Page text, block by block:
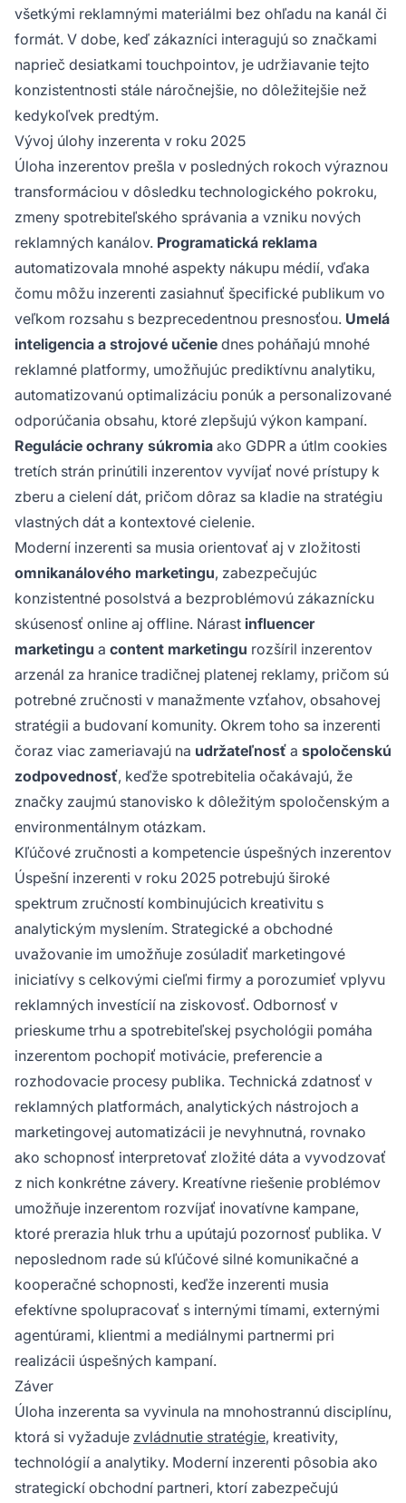
všetkými reklamnými materiálmi bez ohľadu na kanál či
formát. V dobe, keď zákazníci interagujú so značkami
naprieč desiatkami touchpointov, je udržiavanie tejto
konzistentnosti stále náročnejšie, no dôležitejšie než
kedykoľvek predtým.
Vývoj úlohy inzerenta v roku 2025
Úloha inzerentov prešla v posledných rokoch výraznou
transformáciou v dôsledku technologického pokroku,
zmeny spotrebiteľského správania a vzniku nových
reklamných kanálov. Programatická reklama
automatizovala mnohé aspekty nákupu médií, vďaka
čomu môžu inzerenti zasiahnuť špecifické publikum vo
veľkom rozsahu s bezprecedentnou presnosťou. Umelá
inteligencia a strojové učenie dnes poháňajú mnohé
reklamné platformy, umožňujúc prediktívnu analytiku,
automatizovanú optimalizáciu ponúk a personalizované
odporúčania obsahu, ktoré zlepšujú výkon kampaní.
Regulácie ochrany súkromia ako GDPR a útlm cookies
tretích strán prinútili inzerentov vyvíjať nové prístupy k
zberu a cielení dát, pričom dôraz sa kladie na stratégiu
vlastných dát a kontextové cielenie.
Moderní inzerenti sa musia orientovať aj v zložitosti
omnikanálového marketingu, zabezpečujúc
konzistentné posolstvá a bezproblémovú zákaznícku
skúsenosť online aj offline. Nárast influencer
marketingu a content marketingu rozšíril inzerentov
arzenál za hranice tradičnej platenej reklamy, pričom sú
potrebné zručnosti v manažmente vzťahov, obsahovej
stratégii a budovaní komunity. Okrem toho sa inzerenti
čoraz viac zameriavajú na udržateľnosť a spoločenskú
zodpovednosť, keďže spotrebitelia očakávajú, že
značky zaujmú stanovisko k dôležitým spoločenským a
environmentálnym otázkam.
Kľúčové zručnosti a kompetencie úspešných inzerentov
Úspešní inzerenti v roku 2025 potrebujú široké
spektrum zručností kombinujúcich kreativitu s
analytickým myslením. Strategické a obchodné
uvažovanie im umožňuje zosúladiť marketingové
iniciatívy s celkovými cieľmi firmy a porozumieť vplyvu
reklamných investícií na ziskovosť. Odbornosť v
prieskume trhu a spotrebiteľskej psychológii pomáha
inzerentom pochopiť motivácie, preferencie a
rozhodovacie procesy publika. Technická zdatnosť v
reklamných platformách, analytických nástrojoch a
marketingovej automatizácii je nevyhnutná, rovnako
ako schopnosť interpretovať zložité dáta a vyvodzovať
z nich konkrétne závery. Kreatívne riešenie problémov
umožňuje inzerentom rozvíjať inovatívne kampane,
ktoré prerazia hluk trhu a upútajú pozornosť publika. V
neposlednom rade sú kľúčové silné komunikačné a
kooperačné schopnosti, keďže inzerenti musia
efektívne spolupracovať s internými tímami, externými
agentúrami, klientmi a mediálnymi partnermi pri
realizácii úspešných kampaní.
Záver
Úloha inzerenta sa vyvinula na mnohostrannú disciplínu,
ktorá si vyžaduje zvládnutie stratégie, kreativity,
technológií a analytiky. Moderní inzerenti pôsobia ako
strategickí obchodní partneri, ktorí zabezpečujú